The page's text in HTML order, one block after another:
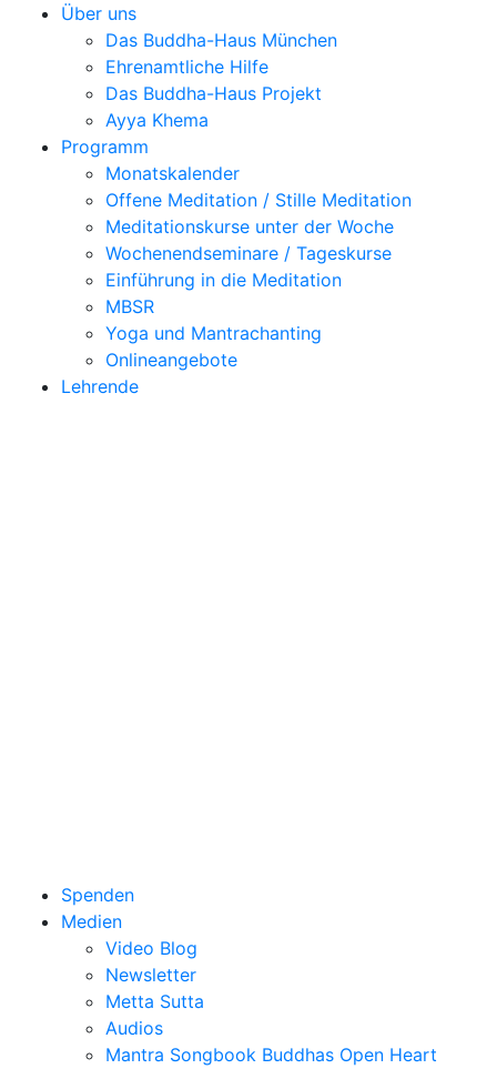
Über uns
Das Buddha-Haus München
Ehrenamtliche Hilfe
Das Buddha-Haus Projekt
Ayya Khema
Programm
Monatskalender
Offene Meditation / Stille Meditation
Meditationskurse unter der Woche
Wochenendseminare / Tageskurse
Einführung in die Meditation
MBSR
Yoga und Mantrachanting
Onlineangebote
Lehrende
Spenden
Medien
Video Blog
Newsletter
Metta Sutta
Audios
Mantra Songbook Buddhas Open Heart